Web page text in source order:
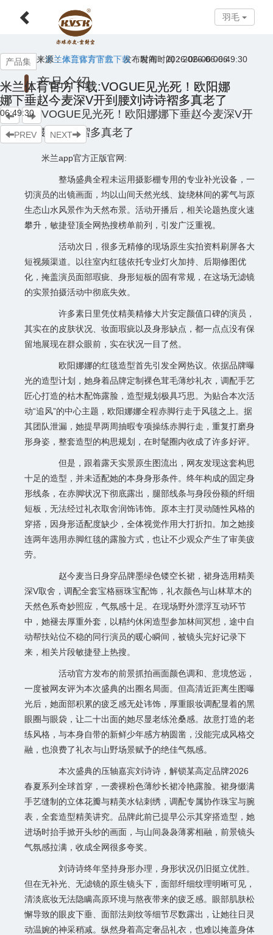
羽毛
米兰体育官方下载:VOGUE见光死！欧阳娜
娜下垂赵今麦深V开到腰刘诗诗褶多真老了
来源：米兰体育官方下载发布时间：2026-06-06 06:49:30
羽毛
产品集
米兰体育官方下载:VOGUE见光死！欧阳娜
娜下垂赵今麦深V开到腰刘诗诗褶多真老了
来源：米兰体育官方下载发布时间：2026-06-06
06:49:30
PREV NEXT
产品介绍
VOGUE见光死！欧阳娜娜下垂赵今麦深V开
到腰刘诗诗褶多真老了
米兰app官方正版官网:
整场盛典全程未运用摄影棚专用的专业补光设备，一
切演员的出镜画面，均以山间天然光线、旋绕林间的雾气与原
生态山水风景作为天然布景。活动开播后，相关论题热度火速
攀升，敏捷登顶全网热搜榜单前列，引发广泛重视。
活动次日，很多无精修的现场原生实拍资料刷屏各大
短视频渠道。以往室内红毯依托专业灯火加持、后期修图优
化，掩盖演员面部瑕疵、身形短板的固有常规，在这场无滤镜
的实景拍摄活动中彻底失效。
许多素日里凭仗精美精修大片安定颜值口碑的演员，
其实在的皮肤状况、妆面瑕疵以及身形缺点，都一点点没有保
留地展现在群众眼前，实在状况一目了然。
欧阳娜娜的红毯造型首先引发全网热议。依据品牌曝
光的造型计划，她身着品牌定制裸色茸毛薄纱礼衣，调配手艺
匠心打造的枯木配饰露脸，造型规划极具巧思。为贴合本次活
动“追风”的中心主题，欧阳娜娜全程赤脚行走于风毯之上。据
其团队泄漏，她提早两周抽暇专项操练赤脚行走，重复打磨身
形身姿，整套造型的构思规划，在时髦圈内收成了许多好评。
但是，跟着露天实景原生图流出，网友发现这套构思
十足的造型，并未适配她的本身身形条件。终年构成的固定身
形线条，在赤脚状况下彻底露出，腿部线条与身段份额的纤细
短板，无法经过礼衣取舍润饰讳饰。原本主打灵动随性风格的
穿搭，因身形适配度缺少，全体视觉作用大打折扣。加之她接
连两年选用赤脚红毯的露脸方式，也让不少观众产生了审美疲
劳。
赵今麦当日身穿品牌墨绿色镂空长裙，裙身选用精美
深V取舍，调配全套宝格丽珠宝配饰，礼衣颜色与山林草木的
天然色系奇妙照应，气氛感十足。在现场野外漂浮互动环节
中，她褪去厚重外套，以精约休闲造型参加林间冥想，途中自
动帮扶站位不稳的同行演员的暖心瞬间，被镜头完好记录下
来，相关片段敏捷登上热搜。
活动官方发布的前景抓拍画面颜色调和、意境悠远，
一度被网友评为本次盛典的出圈名局面。但高清近距离生图曝
光后，她面部积累的疲乏感无处讳饰，厚重眼妆调配显着的黑
眼圈与眼袋，让二十出面的她尽显老练沧桑感。故意打造的老
练风格，与本身自带的新鲜少年感方枘圆凿，没能完成风格交
融，也浪费了礼衣与山野场景赋予的绝佳气氛感。
本次盛典的压轴嘉宾刘诗诗，解锁某高定品牌2026
春夏系列全球首穿，一袭裸粉色薄纱长裙冷艳露脸。裙身缀满
手艺缝制的立体花瓣与精美水钻刺绣，调配专属协作珠宝与腕
表，全套造型精美讲究。品牌此前已提早公示其穿搭造型，她
进场时抬手掀开头纱的画面，与山间袅袅薄雾相融，前景镜头
气氛感拉满，收成全网很多夸奖。
刘诗诗终年坚持身形办理，身形状况仍旧挺立优胜。
但在无补光、无滤镜的原生镜头下，面部纤细纹理明晰可见，
清淡底妆无法隐瞒高原环境与熬夜带来的疲乏感。眼部肌肤松
懈导致的眼皮下垂、面部法则纹等细节尽数露出，让她往日灵
动温婉的神采稍减。纵然身着高定奢品礼衣，也难以掩盖身体